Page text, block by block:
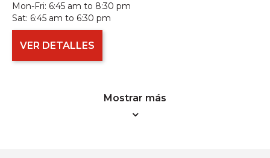
Mon-Fri: 6:45 am to 8:30 pm
Sat: 6:45 am to 6:30 pm
VER DETALLES
Mostrar más